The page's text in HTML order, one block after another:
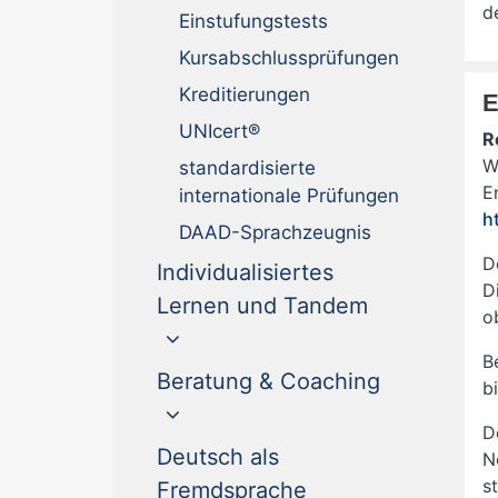
Einstufungstests
Kursabschlussprüfungen
Kreditierungen
UNIcert®
standardisierte
internationale Prüfungen
DAAD-Sprachzeugnis
Individualisiertes
Lernen und Tandem
Beratung & Coaching
Deutsch als
Fremdsprache